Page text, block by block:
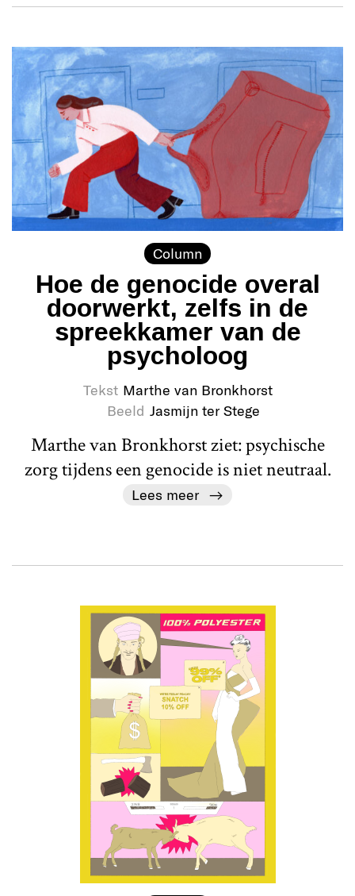
Column
Hoe de genocide overal
doorwerkt, zelfs in de
spreekkamer van de
psycholoog
Tekst Marthe van Bronkhorst
Beeld Jasmijn ter Stege
Marthe van Bronkhorst ziet: psychische
zorg tijdens een genocide is niet neutraal.
Lees meer